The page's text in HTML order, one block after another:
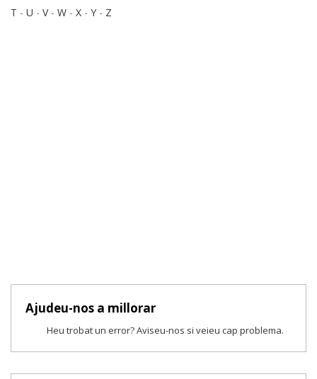
T - U - V- W - X - Y - Z
Ajudeu-nos a millorar
Heu trobat un error? Aviseu-nos si veieu cap problema.